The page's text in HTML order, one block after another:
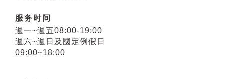
服务时间
週一~週五08:00-19:00
週六~週日及國定例假日
09:00~18:00